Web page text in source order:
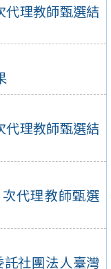
代理教師甄選結
代理教師甄選結
代理教師甄選
社團法人臺灣